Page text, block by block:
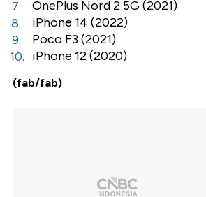
OnePlus Nord 2 5G (2021)
iPhone 14 (2022)
Poco F3 (2021)
iPhone 12 (2020)
(fab/fab)